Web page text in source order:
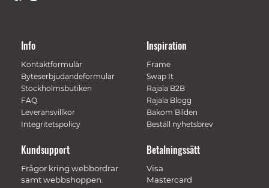
Info
Kontaktformulär
Byteserbjudandeformulär
Stockholmsbutiken
FAQ
Leveransvillkor
Integritetspolicy
Inspiration
Frame
Swap It
Rajala B2B
Rajala Blogg
Bakom Bilden
Beställ nyhetsbrev
Betalningssätt
Visa
Mastercard
Kundsupport
Frågor kring webbordrar
samt webbshoppen.